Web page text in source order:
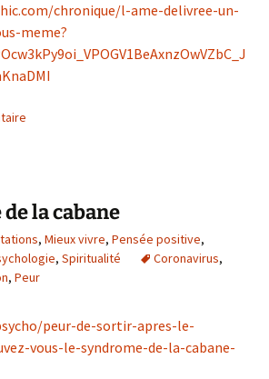
chronique/l-ame-delivree-un-
meme?
la cabane
, Mieux vivre, Pensée positive,
, Spiritualité Coronavirus,
, Peur
peur-de-sortir-apres-le-
vous-le-syndrome-de-la-cabane-